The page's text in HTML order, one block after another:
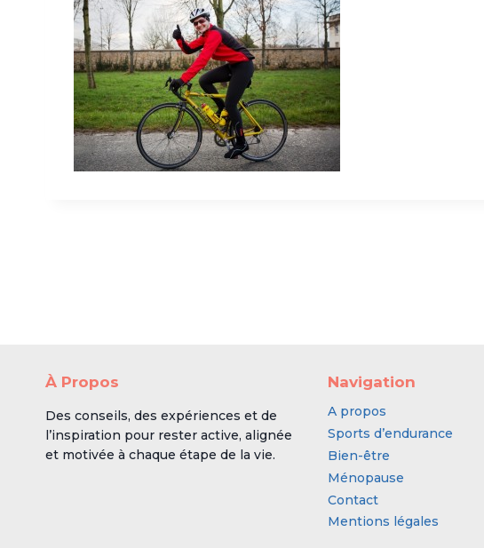
À Propos
Des conseils, des expériences et de
l’inspiration pour rester active, alignée
et motivée à chaque étape de la vie.
Navigation
A propos
Sports d’endurance
Bien-être
Ménopause
Contact
Mentions légales